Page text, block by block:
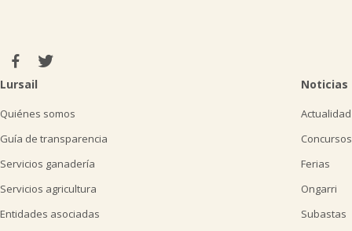
Lursail
Quiénes somos
Guía de transparencia
Servicios ganadería
Servicios agricultura
Entidades asociadas
Noticias
Actualidad
Concursos
Ferias
Ongarri
Subastas